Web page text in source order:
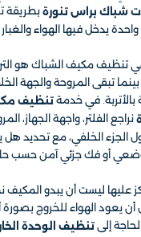
شباك براس تنورة بطريقة
يدخل فيها الهواء
تنظيف مكيف الشباك هو
تبقى المروحة والجهة
بالأتربة. في خدمة تنظيف
نراجع الفلتر، واجهة الجهاز،
الجزء الخلفي، مع تحديد هل
أو فك جزئي آمن حسب
عليها ليست أن يبدو
أن يعود الهواء للخروج بصورة
إلى تنظيف الوحدة